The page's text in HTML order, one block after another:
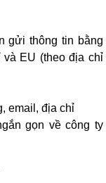
gửi thông tin bằng
EU (theo địa chỉ
email, địa chỉ
gọn về công ty